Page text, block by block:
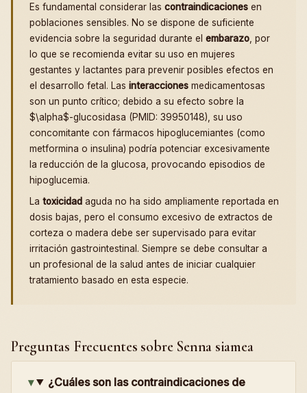
Es fundamental considerar las contraindicaciones en
poblaciones sensibles. No se dispone de suficiente
evidencia sobre la seguridad durante el embarazo , por
lo que se recomienda evitar su uso en mujeres
gestantes y lactantes para prevenir posibles efectos en
el desarrollo fetal. Las interacciones medicamentosas
son un punto crítico; debido a su efecto sobre la
$\alpha$-glucosidasa (PMID: 39950148), su uso
concomitante con fármacos hipoglucemiantes (como
metformina o insulina) podría potenciar excesivamente
la reducción de la glucosa, provocando episodios de
hipoglucemia.
La toxicidad aguda no ha sido ampliamente reportada en
dosis bajas, pero el consumo excesivo de extractos de
corteza o madera debe ser supervisado para evitar
irritación gastrointestinal. Siempre se debe consultar a
un profesional de la salud antes de iniciar cualquier
tratamiento basado en esta especie.
Preguntas Frecuentes sobre Senna siamea
¿Cuáles son las contraindicaciones de